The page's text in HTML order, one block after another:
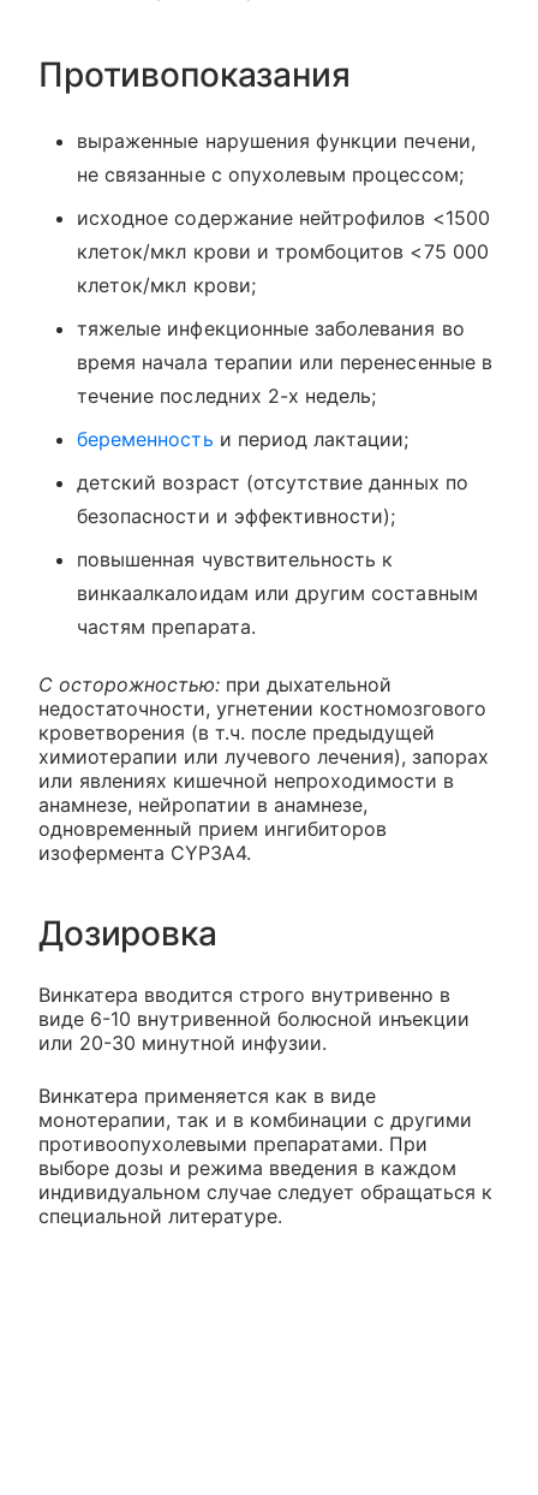
Противопоказания
выраженные нарушения функции печени,
не связанные с опухолевым процессом;
исходное содержание нейтрофилов <1500
клеток/мкл крови и тромбоцитов <75 000
клеток/мкл крови;
тяжелые инфекционные заболевания во
время начала терапии или перенесенные в
течение последних 2-х недель;
беременность и период лактации;
детский возраст (отсутствие данных по
безопасности и эффективности);
повышенная чувствительность к
винкаалкалоидам или другим составным
частям препарата.
С осторожностью: при дыхательной
недостаточности, угнетении костномозгового
кроветворения (в т.ч. после предыдущей
химиотерапии или лучевого лечения), запорах
или явлениях кишечной непроходимости в
анамнезе, нейропатии в анамнезе,
одновременный прием ингибиторов
изофермента CYP3A4.
Дозировка
Винкатера вводится строго внутривенно в
виде 6-10 внутривенной болюсной инъекции
или 20-30 минутной инфузии.
Винкатера применяется как в виде
монотерапии, так и в комбинации с другими
противоопухолевыми препаратами. При
выборе дозы и режима введения в каждом
индивидуальном случае следует обращаться к
специальной литературе.